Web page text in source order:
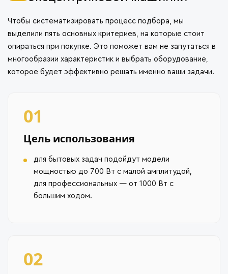
Чтобы систематизировать процесс подбора, мы
выделили пять основных критериев, на которые стоит
опираться при покупке. Это поможет вам не запутаться в
многообразии характеристик и выбрать оборудование,
которое будет эффективно решать именно ваши задачи.
01
Цель использования
для бытовых задач подойдут модели
мощностью до 700 Вт с малой амплитудой,
для профессиональных — от 1000 Вт с
большим ходом.
02